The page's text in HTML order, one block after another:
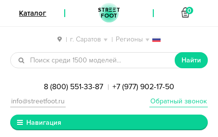
| г. Саратов | Регионы
Перейти к навигации
Перейти к содержимому
Найти
8 (800) 551-33-87 | +7 (977) 902-17-50
Обратный звонок
info@streetfoot.ru
Навигация
Каталог STREET
FOOT
0